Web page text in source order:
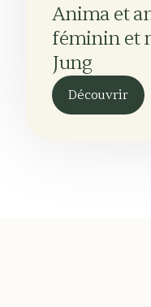
Anima et
féminin et
Jung
Découvrir